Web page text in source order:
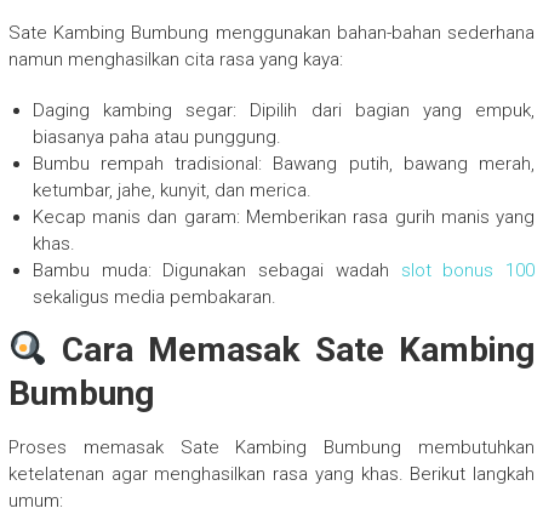
Sate Kambing Bumbung menggunakan bahan-bahan sederhana
namun menghasilkan cita rasa yang kaya:
Daging kambing segar: Dipilih dari bagian yang empuk,
biasanya paha atau punggung.
Bumbu rempah tradisional: Bawang putih, bawang merah,
ketumbar, jahe, kunyit, dan merica.
Kecap manis dan garam: Memberikan rasa gurih manis yang
khas.
Bambu muda: Digunakan sebagai wadah slot bonus 100
sekaligus media pembakaran.
Cara Memasak Sate Kambing
Bumbung
Proses memasak Sate Kambing Bumbung membutuhkan
ketelatenan agar menghasilkan rasa yang khas. Berikut langkah
umum: